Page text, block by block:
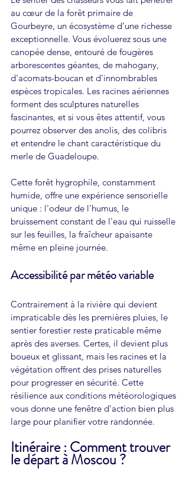
au cœur de la forêt primaire de
Gourbeyre, un écosystème d'une richesse
exceptionnelle. Vous évoluerez sous une
canopée dense, entouré de fougères
arborescentes géantes, de mahogany,
d'acomats-boucan et d'innombrables
espèces tropicales. Les racines aériennes
forment des sculptures naturelles
fascinantes, et si vous êtes attentif, vous
pourrez observer des anolis, des colibris
et entendre le chant caractéristique du
merle de Guadeloupe.
Cette forêt hygrophile, constamment
humide, offre une expérience sensorielle
unique : l'odeur de l'humus, le
bruissement constant de l'eau qui ruisselle
sur les feuilles, la fraîcheur apaisante
même en pleine journée.
Accessibilité par météo variable
Contrairement à la rivière qui devient
impraticable dès les premières pluies, le
sentier forestier reste praticable même
après des averses. Certes, il devient plus
boueux et glissant, mais les racines et la
végétation offrent des prises naturelles
pour progresser en sécurité. Cette
résilience aux conditions météorologiques
vous donne une fenêtre d'action bien plus
large pour planifier votre randonnée.
Itinéraire : Comment trouver
le départ à Moscou ?